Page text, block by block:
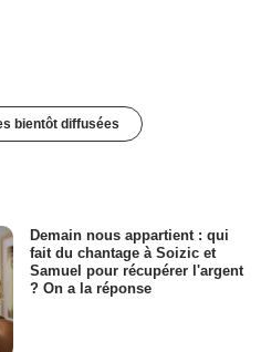
bientôt diffusées
Demain nous appartient : qui
fait du chantage à Soizic et
Samuel pour récupérer l'argent
? On a la réponse